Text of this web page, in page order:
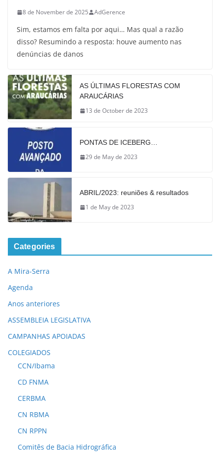
8 de November de 2025 AdGerence
Sim, estamos em falta por aqui… Mas qual a razão
disso? Resumindo a resposta: houve aumento nas
denúncias de danos
AS ÚLTIMAS FLORESTAS COM
ARAUCÁRIAS
13 de October de 2023
PONTAS DE ICEBERG…
29 de May de 2023
ABRIL/2023: reuniões & resultados
1 de May de 2023
Categories
A Mira-Serra
Agenda
Anos anteriores
ASSEMBLEIA LEGISLATIVA
CAMPANHAS APOIADAS
COLEGIADOS
CCN/Ibama
CD FNMA
CERBMA
CN RBMA
CN RPPN
Comitês de Bacia Hidrográfica